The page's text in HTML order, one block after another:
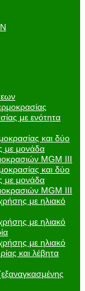
με ενότητα
και δύο
με μονάδα
MGM III
και δύο
με μονάδα
MGM III
με ηλιακό
με ηλιακό
με ηλιακό
και λέβητα